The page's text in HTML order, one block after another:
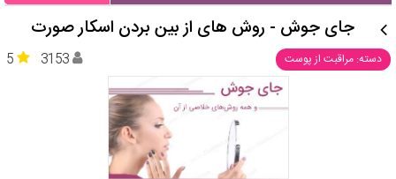
جای جوش - روش های از بین بردن اسکار صورت
دسته: مراقبت از پوست 5 3153